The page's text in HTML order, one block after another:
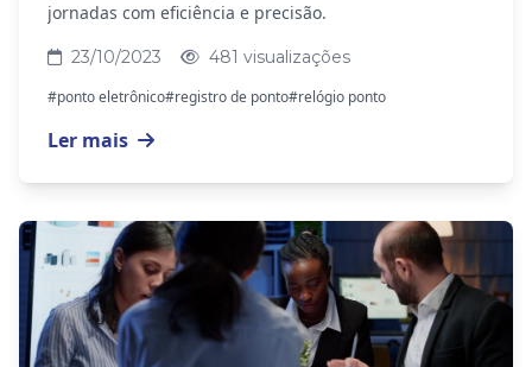
jornadas com eficiência e precisão.
23/10/2023 481 visualizações
#ponto eletrônico#registro de ponto#relógio ponto
Ler mais